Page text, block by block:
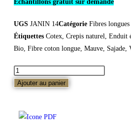
Échantillons gratuit sur demande
UGS JANIN 14Catégorie Fibres longues
Étiquettes Cotex Crepis naturel Enduit
Bio Fibre coton longue Mauve Sajade
Ajouter au panier